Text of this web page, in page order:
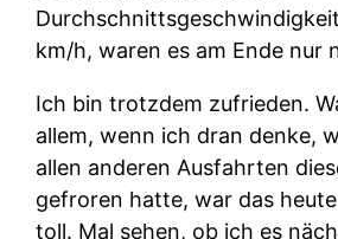
km/h, waren es am Ende nur
Ich bin trotzdem zufrieden.
allem, wenn ich dran denke,
allen anderen Ausfahrten
gefroren hatte, war das
toll. Mal sehen, ob ich es